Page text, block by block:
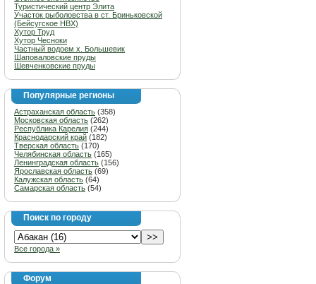
Туристический центр Элита
Участок рыболовства в ст. Бриньковской
(Бейсугское НВХ)
Хутор Труд
Хутор Чесноки
Частный водоем х. Большевик
Шаповаловские пруды
Шевченковские пруды
Популярные регионы
Астраханская область (358)
Московская область (262)
Республика Карелия (244)
Краснодарский край (182)
Тверская область (170)
Челябинская область (165)
Ленинградская область (156)
Ярославская область (69)
Калужская область (64)
Самарская область (54)
Поиск по городу
Все города »
Форум